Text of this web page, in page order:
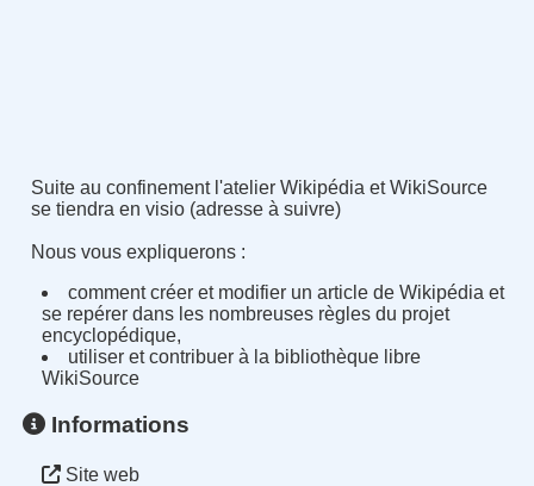
Suite au confinement l'atelier Wikipédia et WikiSource
se tiendra en visio (adresse à suivre)
Nous vous expliquerons :
comment créer et modifier un article de Wikipédia et
se repérer dans les nombreuses règles du projet
encyclopédique,
utiliser et contribuer à la bibliothèque libre
WikiSource
Informations
Site web